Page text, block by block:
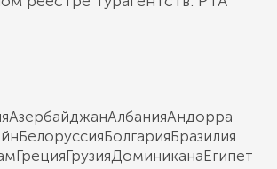
АзербайджанАлбанияАндорра
БелоруссияБолгарияБразилия
ГрецияГрузияДоминиканаЕгипет